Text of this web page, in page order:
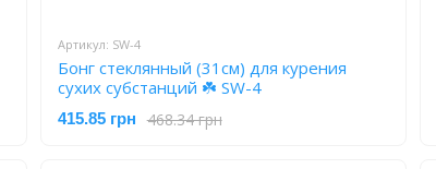
Артикул: SW-4
Бонг стеклянный (31см) для курения
сухих субстанций ☘️ SW-4
468.34 грн
415.85 грн